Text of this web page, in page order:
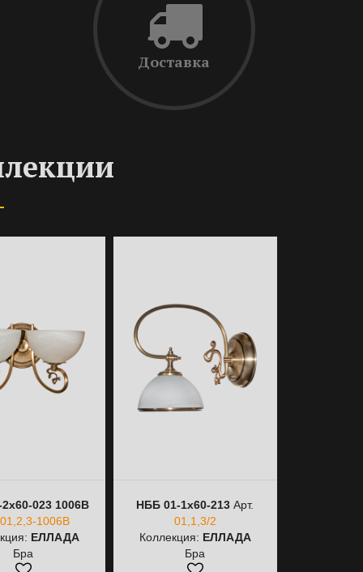
Доставка
023 1006В
01,2,3-1006В
ЕЛЛАДА
Бра
НББ 01-1х60-213 Арт.
01,1,3/2
Коллекция: ЕЛЛАДА
Бра